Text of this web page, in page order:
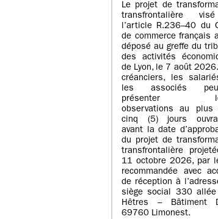
Le projet de
transfrontalière
l’article R.236–40 du
de commerce français
déposé au greffe du
des activités
de Lyon, le 7 août
créanciers, les
les associés
présenter
observations au plus
cinq (5) jours
avant la date
du projet de
transfrontalière
11 octobre 2026, par
recommandée avec
de réception à
siège social 330 allée
Hêtres – Bâtiment
69760 Limonest.